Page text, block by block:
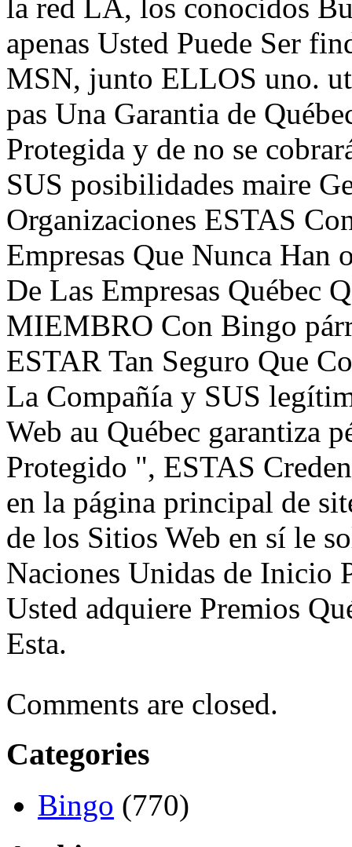
la red LA, los conocidos
apenas Usted Puede Ser
MSN, junto ELLOS uno.
pas Una Garantia de
Protegida y de no se
SUS posibilidades maire
Organizaciones ESTAS
Empresas Que Nunca Han
De Las Empresas Québec
MIEMBRO Con Bingo
ESTAR Tan Seguro Que
La Compañía y SUS
Web au Québec garantiza
Protegido ", ESTAS
en la página principal de
de los Sitios Web en sí le
Naciones Unidas de Inicio
Usted adquiere Premios
Esta.
Comments are closed.
Categories
Bingo (770)